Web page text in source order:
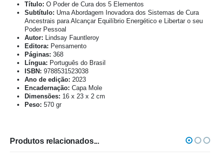
Título: O Poder de Cura dos 5 Elementos
Subtítulo: Uma Abordagem Inovadora dos Sistemas de Cura
Ancestrais para Alcançar Equilíbrio Energético e Libertar o seu
Poder Pessoal
Autor: Lindsay Fauntleroy
Editora: Pensamento
Páginas: 368
Língua: Português do Brasil
ISBN: 9788531523038
Ano de edição: 2023
Encadernação: Capa Mole
Dimensões: 16 x 23 x 2 cm
Peso: 570 gr
Produtos relacionados...